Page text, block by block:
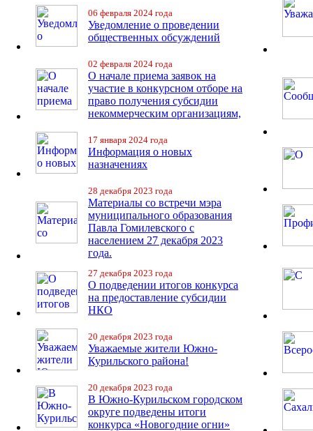
06 февраля 2024 года
Уведомление о проведении
общественных обсуждений
02 февраля 2024 года
О начале приема заявок на
участие в конкурсном отборе на
право получения субсидии
некоммерческим организациям,
17 января 2024 года
Информация о новых
назначениях
28 декабря 2023 года
Материалы со встречи мэра
муниципального образования
Павла Гомилевского с
населением 27 декабря 2023
года.
27 декабря 2023 года
О подведении итогов конкурса
на предоставление субсидии
НКО
20 декабря 2023 года
Уважаемые жители Южно-
Курильского района!
20 декабря 2023 года
В Южно-Курильском городском
округе подведены итоги
конкурса «Новогодние огни»